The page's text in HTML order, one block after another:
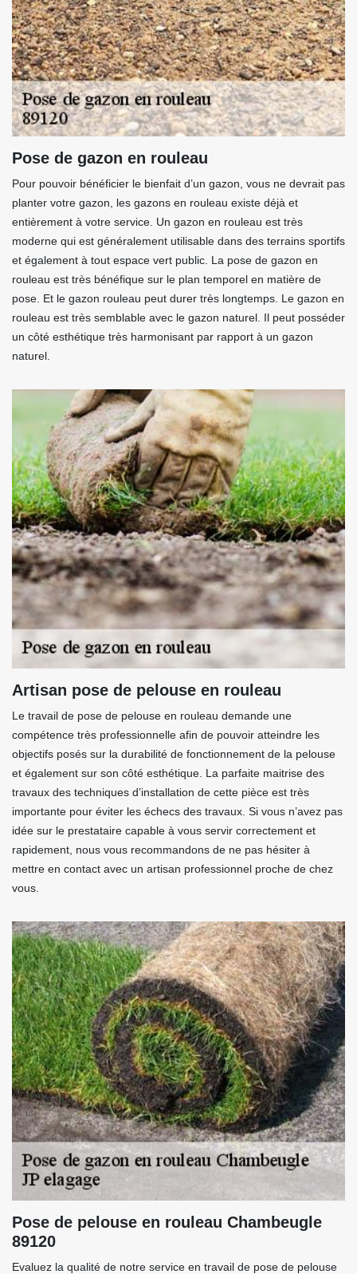
Pose de gazon en rouleau
Pour pouvoir bénéficier le bienfait d’un gazon, vous ne devrait pas
planter votre gazon, les gazons en rouleau existe déjà et
entièrement à votre service. Un gazon en rouleau est très
moderne qui est généralement utilisable dans des terrains sportifs
et également à tout espace vert public. La pose de gazon en
rouleau est très bénéfique sur le plan temporel en matière de
pose. Et le gazon rouleau peut durer très longtemps. Le gazon en
rouleau est très semblable avec le gazon naturel. Il peut posséder
un côté esthétique très harmonisant par rapport à un gazon
naturel.
Artisan pose de pelouse en rouleau
Le travail de pose de pelouse en rouleau demande une
compétence très professionnelle afin de pouvoir atteindre les
objectifs posés sur la durabilité de fonctionnement de la pelouse
et également sur son côté esthétique. La parfaite maitrise des
travaux des techniques d’installation de cette pièce est très
importante pour éviter les échecs des travaux. Si vous n’avez pas
idée sur le prestataire capable à vous servir correctement et
rapidement, nous vous recommandons de ne pas hésiter à
mettre en contact avec un artisan professionnel proche de chez
vous.
Pose de pelouse en rouleau Chambeugle
89120
Evaluez la qualité de notre service en travail de pose de pelouse